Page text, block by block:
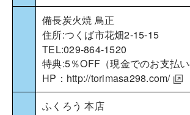
備長炭火焼 鳥正
住所:つくば市花畑2-15-15
TEL:029-864-1520
特典:5％OFF（現金でのお支払
HP： http://torimasa298.com/
ふくろう 本店